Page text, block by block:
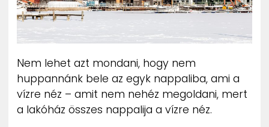
Nem lehet azt mondani, hogy nem
huppannánk bele az egyk nappaliba, ami a
vízre néz – amit nem nehéz megoldani, mert
a lakóház összes nappalija a vízre néz.